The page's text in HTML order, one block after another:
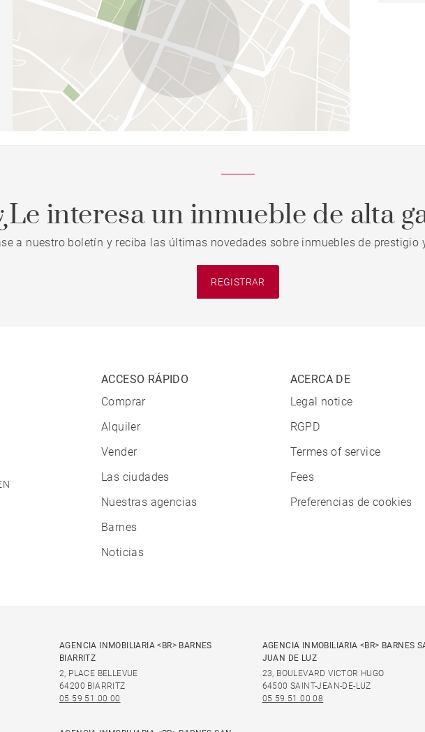
interesa un inmueble de alta
a nuestro boletín y reciba las últimas novedades sobre inmuebles de prestigio
REGISTRAR
ACCESO RÁPIDO
Comprar
Alquiler
Vender
Las ciudades
Nuestras agencias
Barnes
Noticias
ACERCA DE
Legal notice
RGPD
Termes of service
Fees
Preferencias de cookies
AGENCIA INMOBILIARIA <BR> BARNES
BIARRITZ
2, PLACE BELLEVUE
64200 BIARRITZ
05 59 51 00 00
AGENCIA INMOBILIARIA <BR> BARNES
JUAN DE LUZ
23, BOULEVARD VICTOR HUGO
64500 SAINT-JEAN-DE-LUZ
05 59 51 00 08